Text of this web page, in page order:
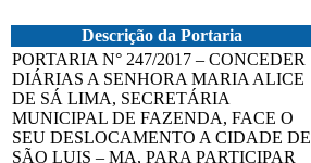
Descrição da Portaria
PORTARIA N° 247/2017 – CONCEDER
DIÁRIAS A SENHORA MARIA ALICE
DE SÁ LIMA, SECRETÁRIA
MUNICIPAL DE FAZENDA, FACE O
SEU DESLOCAMENTO A CIDADE DE
SÃO LUIS – MA, PARA PARTICIPAR